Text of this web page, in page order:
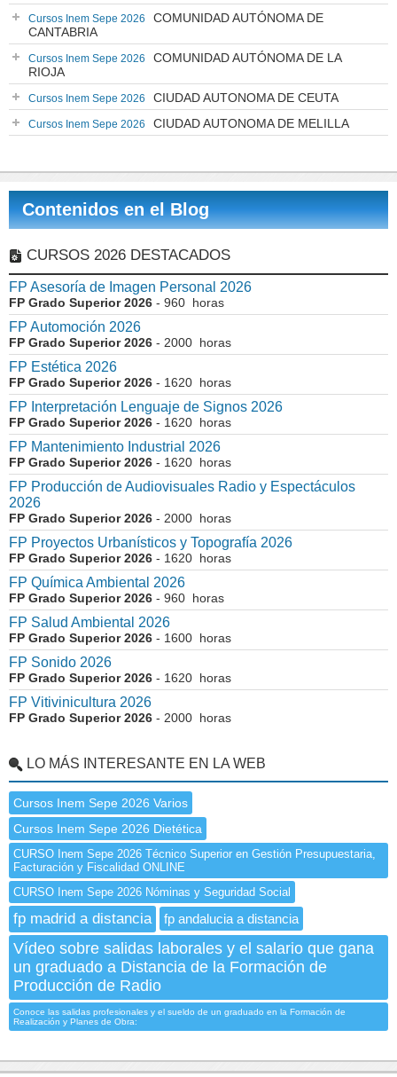
Cursos Inem Sepe 2026
COMUNIDAD AUTÓNOMA DE
CANTABRIA
Cursos Inem Sepe 2026
COMUNIDAD AUTÓNOMA DE LA
RIOJA
Cursos Inem Sepe 2026 CIUDAD AUTONOMA DE CEUTA
Cursos Inem Sepe 2026 CIUDAD AUTONOMA DE MELILLA
Contenidos en el Blog
CURSOS 2026 DESTACADOS
FP Asesoría de Imagen Personal 2026
FP Grado Superior 2026 - 960 horas
FP Automoción 2026
FP Grado Superior 2026 - 2000 horas
FP Estética 2026
FP Grado Superior 2026 - 1620 horas
FP Interpretación Lenguaje de Signos 2026
FP Grado Superior 2026 - 1620 horas
FP Mantenimiento Industrial 2026
FP Grado Superior 2026 - 1620 horas
FP Producción de Audiovisuales Radio y Espectáculos
2026
FP Grado Superior 2026 - 2000 horas
FP Proyectos Urbanísticos y Topografía 2026
FP Grado Superior 2026 - 1620 horas
FP Química Ambiental 2026
FP Grado Superior 2026 - 960 horas
FP Salud Ambiental 2026
FP Grado Superior 2026 - 1600 horas
FP Sonido 2026
FP Grado Superior 2026 - 1620 horas
FP Vitivinicultura 2026
FP Grado Superior 2026 - 2000 horas
LO MÁS INTERESANTE EN LA WEB
Cursos Inem Sepe 2026 Varios
Cursos Inem Sepe 2026 Dietética
CURSO Inem Sepe 2026 Técnico Superior en Gestión Presupuestaria,
Facturación y Fiscalidad ONLINE
CURSO Inem Sepe 2026 Nóminas y Seguridad Social
fp madrid a distancia fp andalucia a distancia
Vídeo sobre salidas laborales y el salario que gana
un graduado a Distancia de la Formación de
Producción de Radio
Conoce las salidas profesionales y el sueldo de un graduado en la Formación de
Realización y Planes de Obra: